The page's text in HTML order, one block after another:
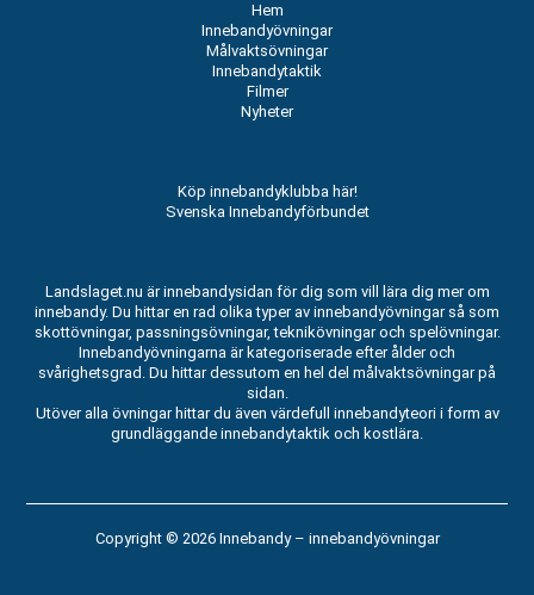
Hem
Innebandyövningar
Målvaktsövningar
Innebandytaktik
Filmer
Nyheter
Köp innebandyklubba här!
Svenska Innebandyförbundet
Landslaget.nu är innebandysidan för dig som vill lära dig mer om
innebandy. Du hittar en rad olika typer av innebandyövningar så som
skottövningar, passningsövningar, teknikövningar och spelövningar.
Innebandyövningarna är kategoriserade efter ålder och
svårighetsgrad. Du hittar dessutom en hel del målvaktsövningar på
sidan.
Utöver alla övningar hittar du även värdefull innebandyteori i form av
grundläggande innebandytaktik och kostlära.
Copyright © 2026 Innebandy – innebandyövningar